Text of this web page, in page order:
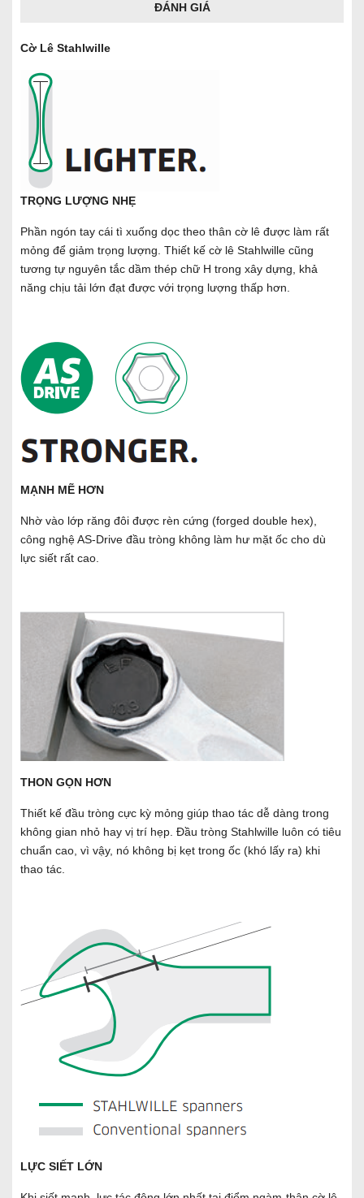
ĐÁNH GIÁ
Cờ Lê Stahlwille
TRỌNG LƯỢNG NHẸ
Phần ngón tay cái tì xuống dọc theo thân cờ lê được làm rất
mỏng để giảm trọng lượng. Thiết kế cờ lê Stahlwille cũng
tương tự nguyên tắc dầm thép chữ H trong xây dựng, khả
năng chịu tải lớn đạt được với trọng lượng thấp hơn.
MẠNH MẼ HƠN
Nhờ vào lớp răng đôi được rèn cứng (forged double hex),
công nghệ AS-Drive đầu tròng không làm hư mặt ốc cho dù
lực siết rất cao.
THON GỌN HƠN
Thiết kế đầu tròng cực kỳ mỏng giúp thao tác dễ dàng trong
không gian nhỏ hay vị trí hẹp. Đầu tròng Stahlwille luôn có tiêu
chuẩn cao, vì vậy, nó không bị kẹt trong ốc (khó lấy ra) khi
thao tác.
LỰC SIẾT LỚN